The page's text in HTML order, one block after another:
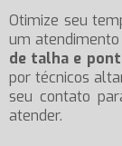
Otimize seu
um
de talha e
por técnicos
seu contato
atender.